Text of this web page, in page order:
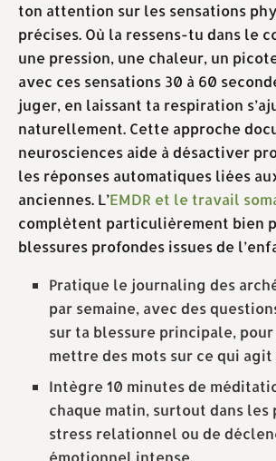
ton attention sur les sensations
précises. Où la ressens-tu dans le
une pression, une chaleur, un
avec ces sensations 30 à 60
juger, en laissant ta respiration
naturellement. Cette approche
neurosciences aide à désactiver
les réponses automatiques liées
anciennes. L’EMDR et le travail
complètent particulièrement bien
blessures profondes issues de
Pratique le journaling des
par semaine, avec des
sur ta blessure principale, pour
mettre des mots sur ce qui agit
Intègre 10 minutes de
chaque matin, surtout dans les
stress relationnel ou de
émotionnel intense.